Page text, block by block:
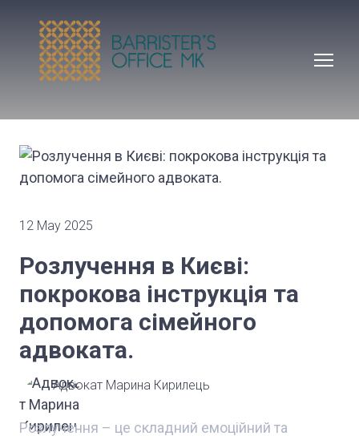
12 May 2025
Розлучення в Києві:
покрокова інструкція та
допомога сімейного
адвоката.
Адвокат Марина Кирилець
Розлучення – це складний емоційний та